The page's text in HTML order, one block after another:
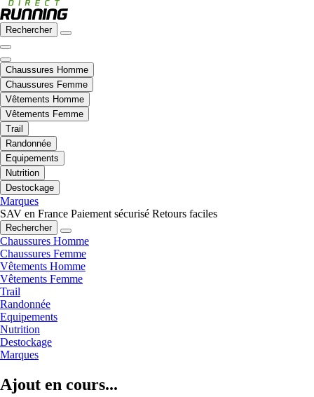
Rechercher
Chaussures Homme
Chaussures Femme
Vêtements Homme
Vêtements Femme
Trail
Randonnée
Equipements
Nutrition
Destockage
Marques
SAV en France Paiement sécurisé Retours faciles
Rechercher
Chaussures Homme
Chaussures Femme
Vêtements Homme
Vêtements Femme
Trail
Randonnée
Equipements
Nutrition
Destockage
Marques
Ajout en cours...